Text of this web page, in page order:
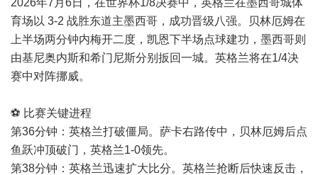
2026年7月6日，在世界杯1/8决赛中，英格兰在墨西哥城体
育场以 3-2 战胜东道主墨西哥，成功晋级八强。贝林厄姆在
上半场两分钟内梅开二度，凯恩下半场点球建功，墨西哥则
由基尼奥内斯和希门尼斯分别扳回一城。英格兰将在1/4决
赛中对阵挪威。
⚽ 比赛关键进程
第36分钟：英格兰打破僵局。萨卡右路传中，贝林厄姆后点
鱼跃冲顶破门，英格兰1-0领先。
第38分钟：英格兰迅速扩大比分。英格兰抢断后快速反击，